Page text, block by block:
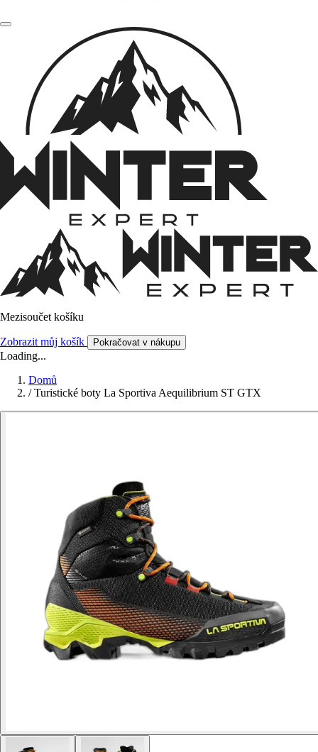
Mezisoučet košíku
Zobrazit můj košík Pokračovat v nákupu
Loading...
Domů
/ Turistické boty La Sportiva Aequilibrium ST GTX